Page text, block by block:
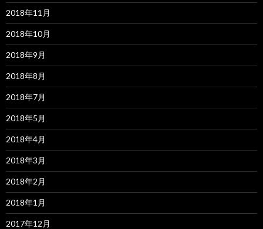
2018年11月
2018年10月
2018年9月
2018年8月
2018年7月
2018年5月
2018年4月
2018年3月
2018年2月
2018年1月
2017年12月